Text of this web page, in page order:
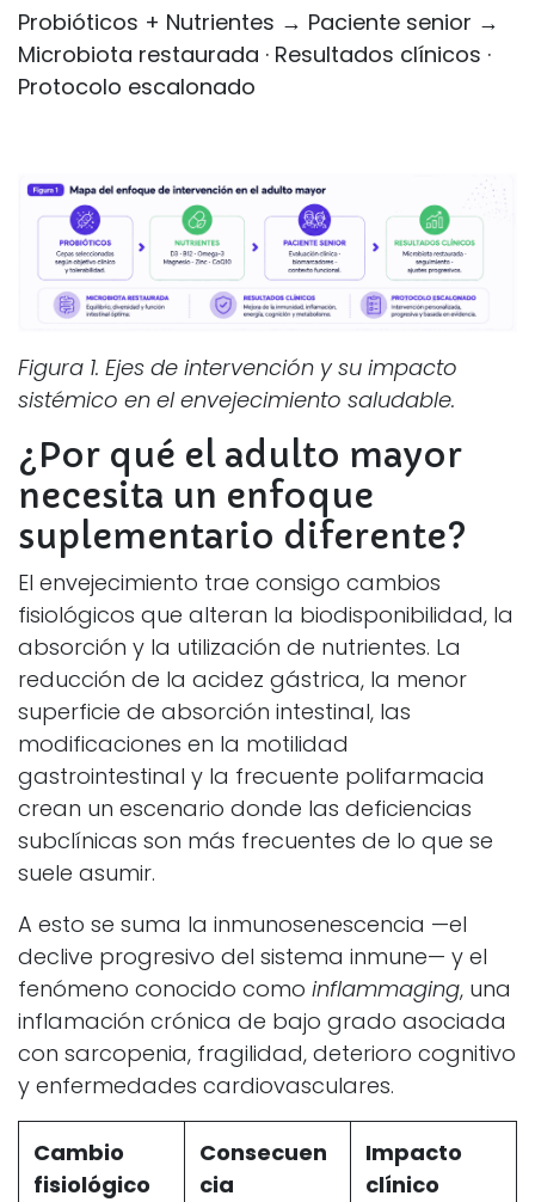
Probióticos + Nutrientes → Paciente senior →
Microbiota restaurada · Resultados clínicos ·
Protocolo escalonado
Figura 1. Ejes de intervención y su impacto
sistémico en el envejecimiento saludable.
¿Por qué el adulto mayor
necesita un enfoque
suplementario diferente?
El envejecimiento trae consigo cambios
fisiológicos que alteran la biodisponibilidad, la
absorción y la utilización de nutrientes. La
reducción de la acidez gástrica, la menor
superficie de absorción intestinal, las
modificaciones en la motilidad
gastrointestinal y la frecuente polifarmacia
crean un escenario donde las deficiencias
subclínicas son más frecuentes de lo que se
suele asumir.
A esto se suma la inmunosenescencia —el
declive progresivo del sistema inmune— y el
fenómeno conocido como inflammaging, una
inflamación crónica de bajo grado asociada
con sarcopenia, fragilidad, deterioro cognitivo
y enfermedades cardiovasculares.
Cambio
fisiológico
Consecuen
cia
Impacto
clínico